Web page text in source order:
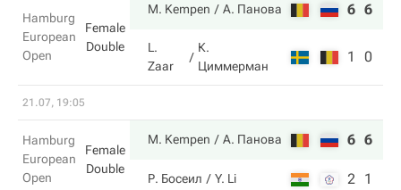
Hamburg
European
Open
Female
Double
M. Kempen А. Панова 6 6
L.
Zaar
К.
Циммерман
1 0
21.07, 19:05
Hamburg
European
Open
Female
Double
M. Kempen А. Панова 6 6
Р. Босеил Y. Li 2 1